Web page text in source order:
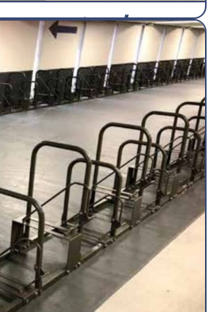
Bilatéral / 8
Découvrir